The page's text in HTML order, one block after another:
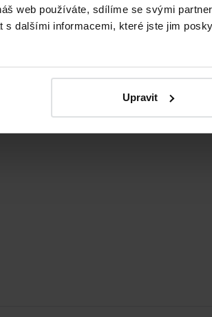
web používáte, sdílíme se svými
s dalšími informacemi, které jste jim
Upravit